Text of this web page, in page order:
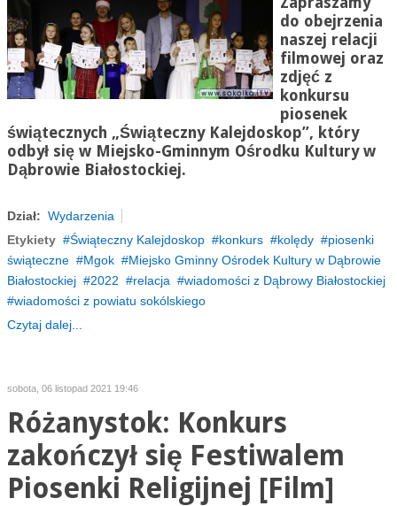
do obejrzenia
naszej relacji
filmowej oraz
zdjęć z
konkursu
piosenek
świątecznych „Świąteczny Kalejdoskop”, który
odbył się w Miejsko-Gminnym Ośrodku Kultury w
Dąbrowie Białostockiej.
Dział: Wydarzenia
Etykiety
Świąteczny Kalejdoskop konkurs kolędy
piosenki
świąteczne
Mgok
Miejsko Gminny Ośrodek Kultury w Dąbrowie
Białostockiej
2022 relacja
wiadomości z Dąbrowy Białostockiej
wiadomości z powiatu sokólskiego
Czytaj dalej...
sobota, 06 listopad 2021 19:46
Różanystok: Konkurs
zakończył się Festiwalem
Piosenki Religijnej [Film]